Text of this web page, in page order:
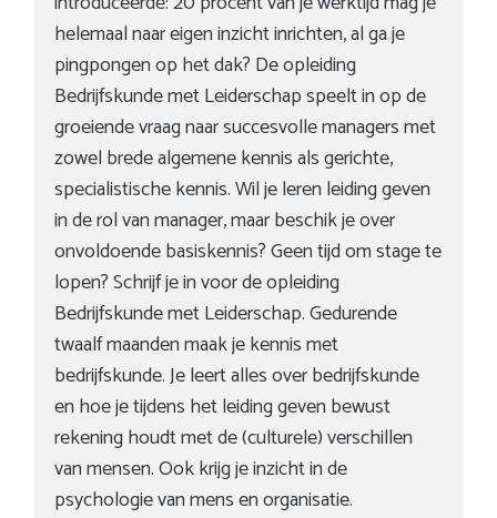
helemaal naar eigen inzicht inrichten, al ga je
pingpongen op het dak? De opleiding
Bedrijfskunde met Leiderschap speelt in op de
groeiende vraag naar succesvolle managers met
zowel brede algemene kennis als gerichte,
specialistische kennis. Wil je leren leiding geven
in de rol van manager, maar beschik je over
onvoldoende basiskennis? Geen tijd om stage te
lopen? Schrijf je in voor de opleiding
Bedrijfskunde met Leiderschap. Gedurende
twaalf maanden maak je kennis met
bedrijfskunde. Je leert alles over bedrijfskunde
en hoe je tijdens het leiding geven bewust
rekening houdt met de (culturele) verschillen
van mensen. Ook krijg je inzicht in de
psychologie van mens en organisatie.